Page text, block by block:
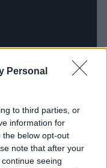
Personal
to third parties, or
information for
the below opt-out
note that after your
seeing